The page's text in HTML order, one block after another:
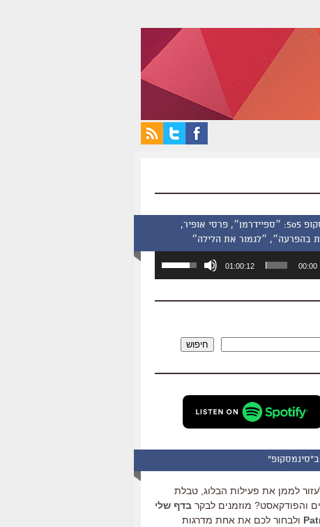
סינמסקופ 505: ״ספיידרמן״, פרסי אופיר,
בהפרעה״, ״לגמור את הלילה״
00:00
01:00:12
השתמש
כדי
שמע.
חיפוש
לממן את פעילות הבלוג, טבלת
והפודקאסט? מוזמנים לבקר בדף שלי
ולבחור לכם את אחת מדרגות